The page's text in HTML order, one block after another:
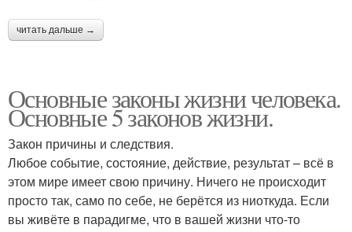
читать дальше →
Основные законы жизни человека.
Основные 5 законов жизни.
Закон причины и следствия.
Любое событие, состояние, действие, результат – всё в
этом мире имеет свою причину. Ничего не происходит
просто так, само по себе, не берётся из ниоткуда. Если
вы живёте в парадигме, что в вашей жизни что-то